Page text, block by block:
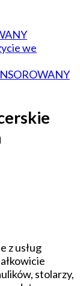
we
z usług
stolarzy,